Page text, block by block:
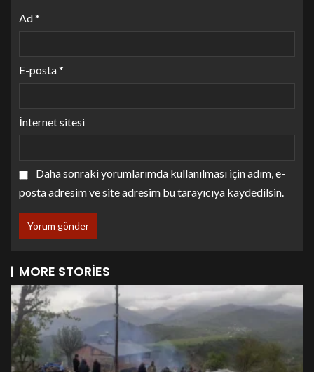
Ad*
E-posta*
İnternet sitesi
Daha sonraki yorumlarımda kullanılması için adım, e-
posta adresim ve site adresim bu tarayıcıya kaydedilsin.
MORE STORIES